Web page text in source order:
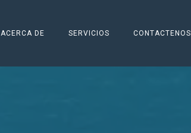
ACERCA DE SERVICIOS CONTACTENOS